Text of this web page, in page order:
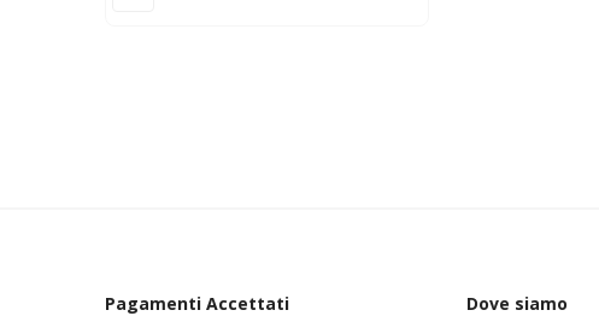
Pagamenti Accettati Dove siamo